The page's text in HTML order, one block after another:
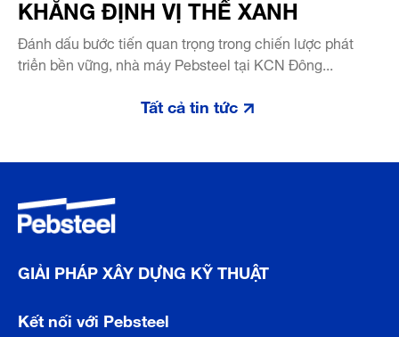
KHẲNG ĐỊNH VỊ THẾ XANH
Đánh dấu bước tiến quan trọng trong chiến lược phát
triển bền vững, nhà máy Pebsteel tại KCN Đông...
Tất cả tin tức
GIẢI PHÁP XÂY DỰNG KỸ THUẬT
Kết nối với Pebsteel